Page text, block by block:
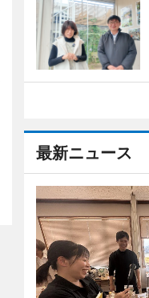
最新ニュース